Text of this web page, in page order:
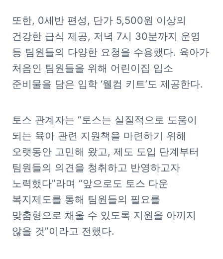
또한, 0세반 편성, 단가 5,500원 이상의
건강한 급식 제공, 저녁 7시 30분까지 운영
등 팀원들의 다양한 요청을 수용했다. 육아가
처음인 팀원들을 위해 어린이집 입소
준비물을 담은 입학 ‘웰컴 키트’도 제공한다.
토스 관계자는 “토스는 실질적으로 도움이
되는 육아 관련 지원책을 마련하기 위해
오랫동안 고민해 왔고, 제도 도입 단계부터
팀원들의 의견을 청취하고 반영하고자
노력했다”라며 “앞으로도 토스 다운
복지제도를 통해 팀원들의 필요를
맞춤형으로 채울 수 있도록 지원을 아끼지
않을 것”이라고 전했다.